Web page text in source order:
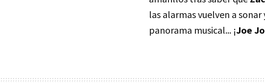
las alarmas vuelven a
panorama musical... ¡Joe